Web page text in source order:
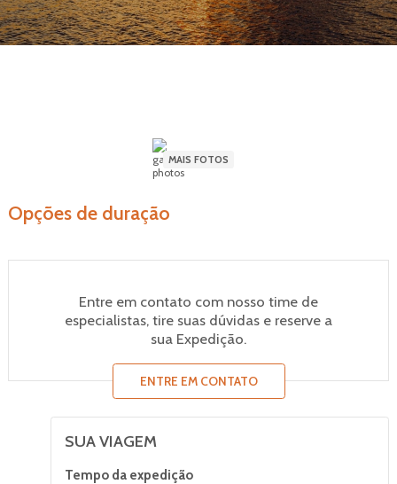
MAIS FOTOS
Opções de duração
Entre em contato com nosso time de
especialistas, tire suas dúvidas e reserve a
sua Expedição.
ENTRE EM CONTATO
SUA VIAGEM
Tempo da expedição